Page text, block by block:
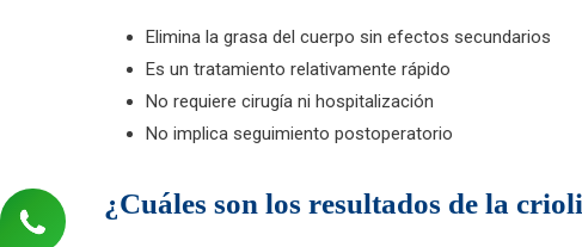
Elimina la grasa del cuerpo sin efectos secundarios
Es un tratamiento relativamente rápido
No requiere cirugía ni hospitalización
No implica seguimiento postoperatorio
¿Cuáles son los resultados de la